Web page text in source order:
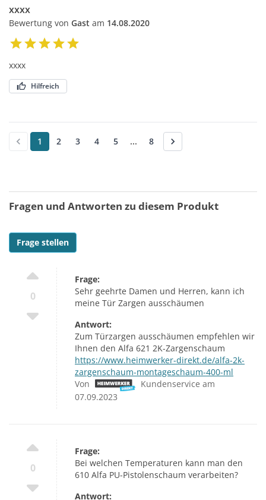
xxxx
Bewertung von Gast am 14.08.2020
xxxx
Hilfreich
1 2 3 4 5 ... 8
Fragen und Antworten zu diesem Produkt
Frage stellen
0
Frage:
Sehr geehrte Damen und Herren, kann ich
meine Tür Zargen ausschäumen
Antwort:
Zum Türzargen ausschäumen empfehlen wir
Ihnen den Alfa 621 2K-Zargenschaum
https://www.heimwerker-direkt.de/alfa-2k-
zargenschaum-montageschaum-400-ml
Von
Kundenservice am
07.09.2023
0
Frage:
Bei welchen Temperaturen kann man den
610 Alfa PU-Pistolenschaum verarbeiten?
Antwort: